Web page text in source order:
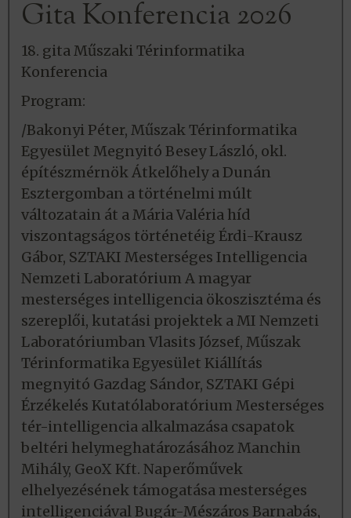
Gita Konferencia 2026
18. gita Műszaki Térinformatika
Konferencia
Program:
/Bakonyi Péter, Műszak Térinformatika
Egyesület Megnyitó Besey László, okl.
építészmérnök Átkelőhely a Dunán
Esztergomban a történelmi múlt
változatain át a Mária Valéria híd
viszontagságos történetéig Érdi-Krausz
Gábor, SZTAKI Mesterséges Intelligencia
Nemzeti Laboratórium A magyar
mesterséges intelligencia ökoszisztéma és
szereplői, kutatási projektek a MI Nemzeti
Laboratóriumban Vlasits József, Műszak
Térinformatika Egyesület Kiállítás
megnyitó Gazdag Sándor, SZTAKI Gépi
Érzékelés Kutatólaboratórium Mesterséges
tér-intelligencia alkalmazása csapatok
beltéri helymeghatározásához Manchin
Mihály, GeoX Kft. Naperőművek
elhelyezésének támogatása mesterséges
intelligenciával Bugár-Mészáros Barnabás,